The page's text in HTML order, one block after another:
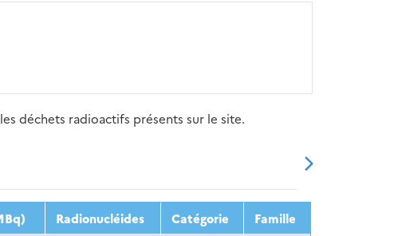
déchets radioactifs présents sur le site.
2021 2022 2023
Radionucléides Catégorie
Famille